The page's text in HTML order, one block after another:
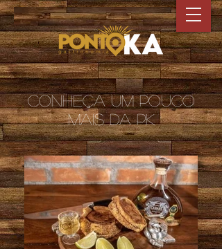
conheça um pouco
mais da pk